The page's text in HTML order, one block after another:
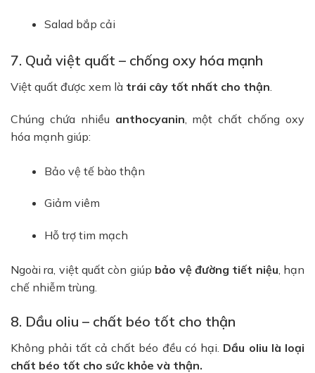
Salad bắp cải
7. Quả việt quất – chống oxy hóa mạnh
Việt quất được xem là trái cây tốt nhất cho thận
Chúng chứa nhiều anthocyanin , một chất chống oxy
hóa mạnh giúp:
Bảo vệ tế bào thận
Giảm viêm
Hỗ trợ tim mạch
Ngoài ra, việt quất còn giúp bảo vệ đường tiết niệu, hạn
chế nhiễm trùng.
8. Dầu oliu – chất béo tốt cho thận
Không phải tất cả chất béo đều có hại. Dầu oliu là loại
chất béo tốt cho sức khỏe và thận.